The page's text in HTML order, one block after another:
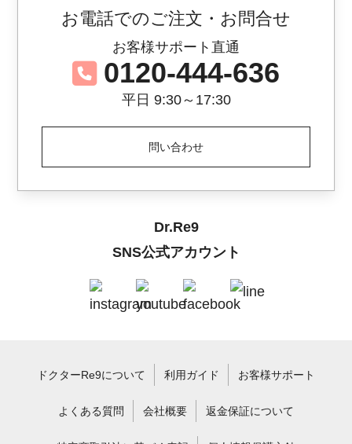
お電話でのご注文・お問合せ
お客様サポート直通
0120-444-636
平日 9:30～17:30
問い合わせ
Dr.Re9
SNS公式アカウント
ドクターRe9について 利用ガイド お客様サポート
よくある質問 会社概要 返金保証について